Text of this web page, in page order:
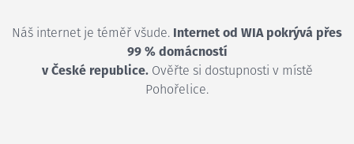
Náš internet je téměř všude. Internet od WIA pokrývá přes
99 % domácností
v České republice.Ověřte si dostupnosti v místě
Pohořelice.